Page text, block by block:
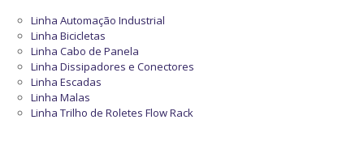
Linha Automação Industrial
Linha Bicicletas
Linha Cabo de Panela
Linha Dissipadores e Conectores
Linha Escadas
Linha Malas
Linha Trilho de Roletes Flow Rack